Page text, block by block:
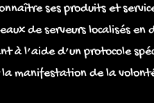
ses produits et
de serveurs localisés
à l’aide d’un protocole
la manifestation de la